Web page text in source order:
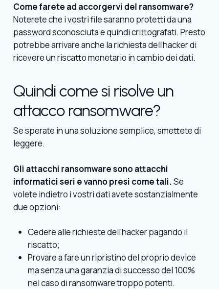
Come farete ad accorgervi del ransomware?
Noterete che i vostri file saranno protetti da una
password sconosciuta e quindi crittografati. Presto
potrebbe arrivare anche la richiesta dell’hacker di
ricevere un riscatto monetario in cambio dei dati.
Quindi come si risolve un
attacco ransomware?
Se sperate in una soluzione semplice, smettete di
leggere.
Gli attacchi ransomware sono attacchi
informatici seri e vanno presi come tali.Se
volete indietro i vostri dati avete sostanzialmente
due opzioni:
Cedere alle richieste dell’hacker pagando il
riscatto;
Provare a fare un ripristino del proprio device
ma senza una garanzia di successo del 100%
nel caso di ransomware troppo potenti.